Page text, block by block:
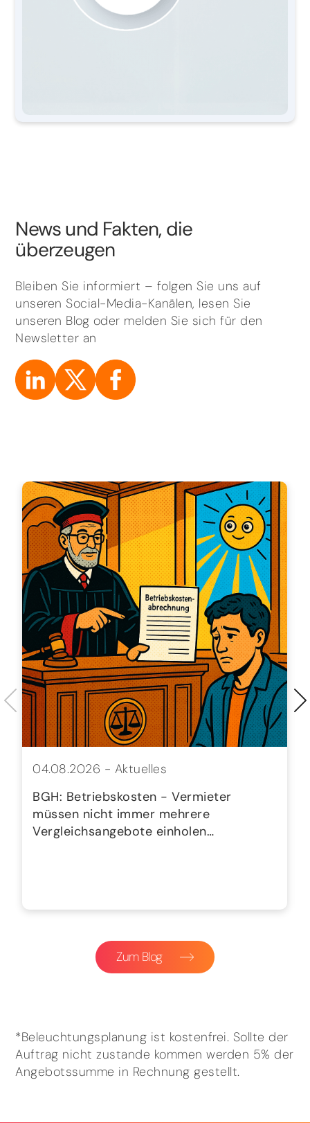
News und Fakten, die
überzeugen
Bleiben Sie informiert – folgen Sie uns auf
unseren Social-Media-Kanälen, lesen Sie
unseren Blog oder melden Sie sich für den
Newsletter an
04.08.2026 - Aktuelles
BGH: Betriebskosten - Vermieter
müssen nicht immer mehrere
Vergleichsangebote einholen…
Zum Blog
*Beleuchtungsplanung ist kostenfrei. Sollte der
Auftrag nicht zustande kommen werden 5% der
Angebotssumme in Rechnung gestellt.